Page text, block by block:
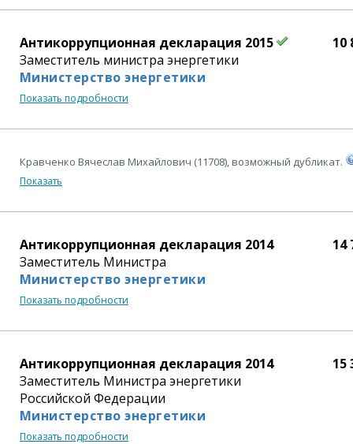
Антикоррупционная декларация 2015
Заместитель министра энергетики
Министерство энергетики
Показать подробности
10
Кравченко Вячеслав Михайлович (11708), возможный дубликат.
Показать
Антикоррупционная декларация 2014
Заместитель Министра
Министерство энергетики
Показать подробности
14
Антикоррупционная декларация 2014
Заместитель Министра энергетики
Российской Федерации
Министерство энергетики
Показать подробности
15